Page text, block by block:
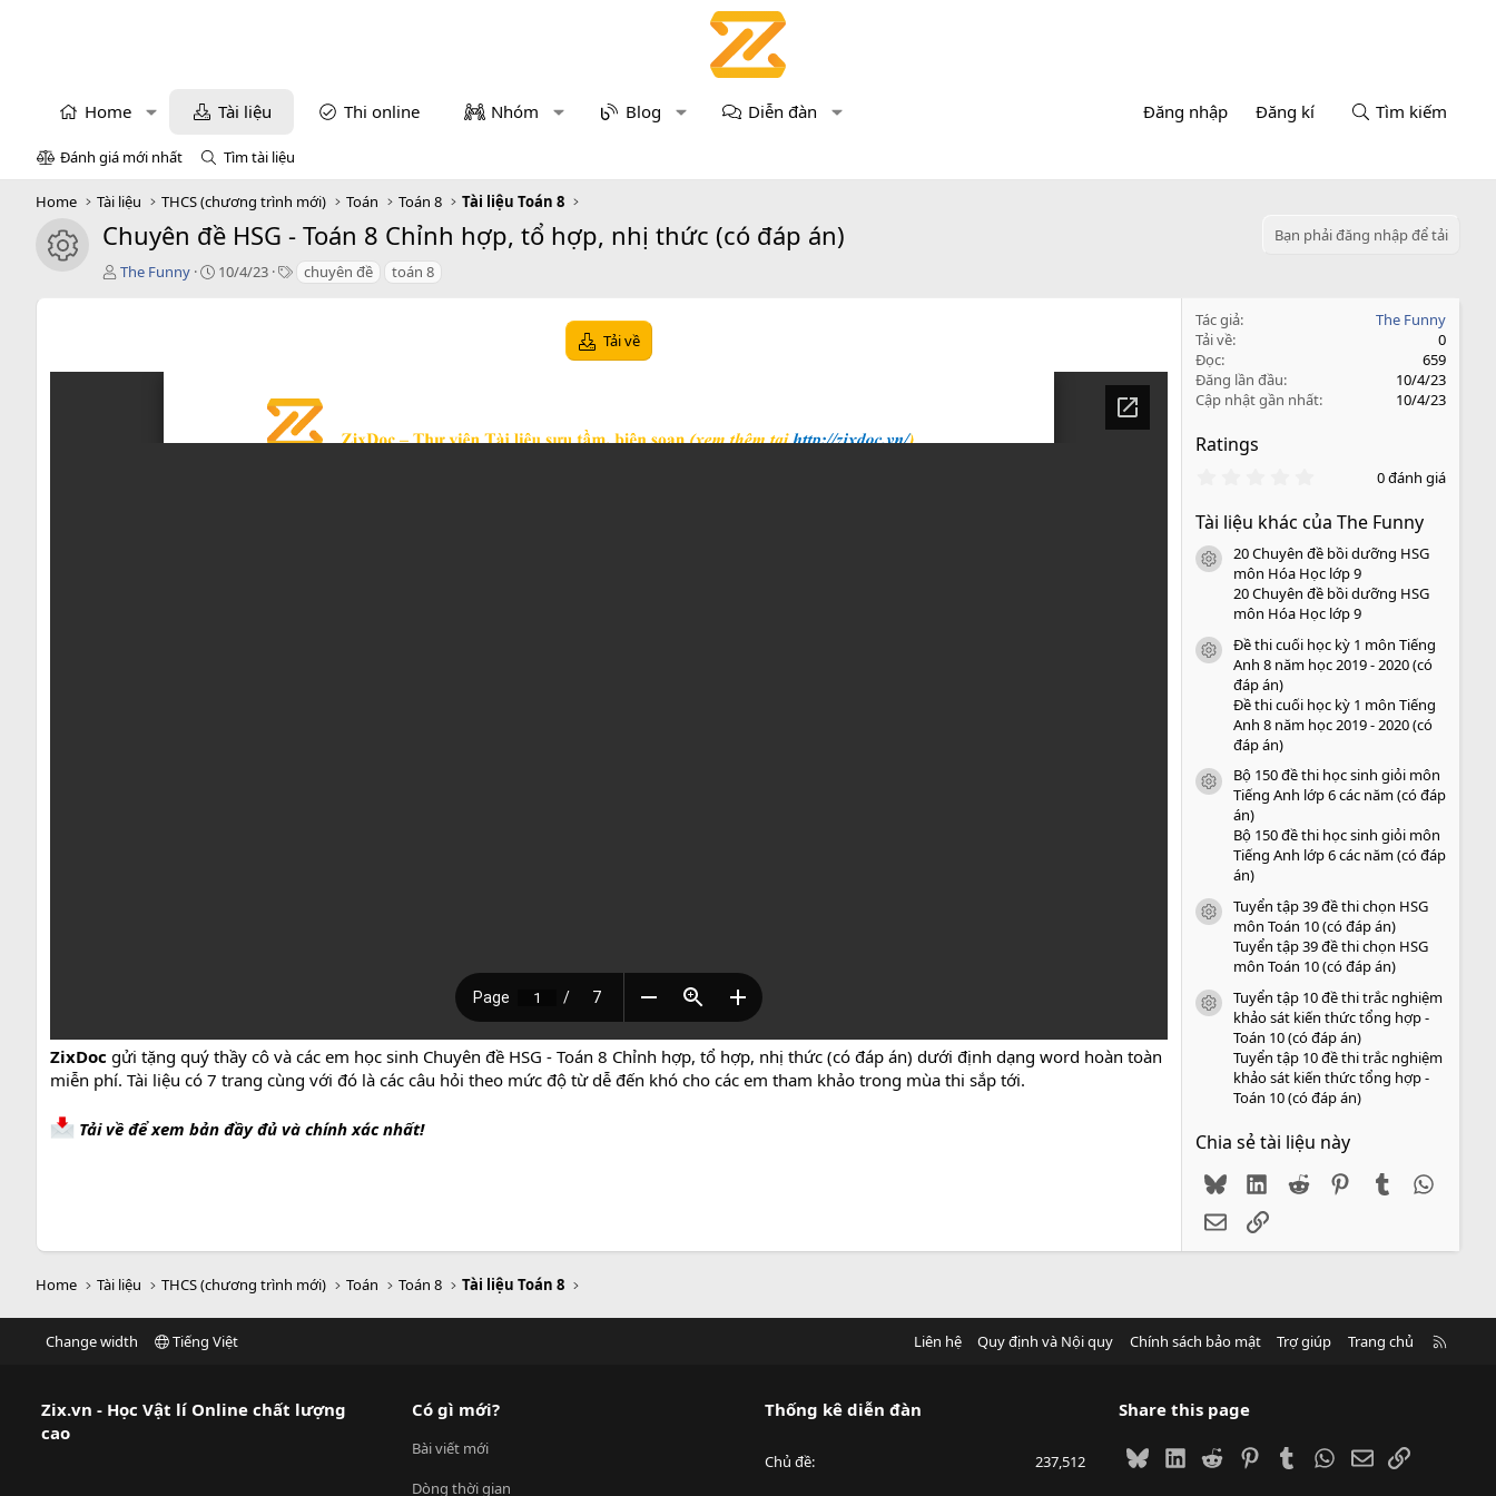
Home Tài liệu Thi online Nhóm Blog Diễn đàn Đăng nhập Đăng kí Tìm kiếm
Đánh giá mới nhất Tìm tài liệu
Home Tài liệu THCS (chương trình mới) Toán Toán 8 Tài liệu Toán 8
icon tài liệu
Chuyên đề HSG - Toán 8 Chỉnh hợp, tổ hợp, nhị thức (có đáp án)
Bạn phải đăng nhập để tải
T
ả
The Funny
C10/4/23
T chuyên đề toán 8
Tải về
ZixDoc gửi tặng quý thầy cô và các em học sinh Chuyên đề HSG - Toán 8 Chỉnh hợp, tổ hợp, nhị thức (có đáp án) dưới định dạng word hoàn toàn
miễn phí. Tài liệu có 7 trang cùng với đó là các câu hỏi theo mức độ từ dễ đến khó cho các em tham khảo trong mùa thi sắp tới.
Tải về để xem bản đầy đủ và chính xác nhất!
Tác giả
The Funny
Tải về
0
Đọc
659
Đăng lần đầu
10/4/23
Cập nhật gần nhất
10/4/23
Ratings
0
0
s
a
o
0 đánh giá
Tài liệu khác của The Funny
icon tài liệu
20 Chuyên đề bồi dưỡng HSG
môn Hóa Học lớp 9
20 Chuyên đề bồi dưỡng HSG
môn Hóa Học lớp 9
icon tài liệu
Đề thi cuối học kỳ 1 môn Tiếng
Anh 8 năm học 2019 - 2020 (có
đáp án)
Đề thi cuối học kỳ 1 môn Tiếng
Anh 8 năm học 2019 - 2020 (có
đáp án)
icon tài liệu
Bộ 150 đề thi học sinh giỏi môn
Tiếng Anh lớp 6 các năm (có đáp
án)
Bộ 150 đề thi học sinh giỏi môn
Tiếng Anh lớp 6 các năm (có đáp
án)
icon tài liệu
Tuyển tập 39 đề thi chọn HSG
môn Toán 10 (có đáp án)
Tuyển tập 39 đề thi chọn HSG
môn Toán 10 (có đáp án)
icon tài liệu
Tuyển tập 10 đề thi trắc nghiệm
khảo sát kiến thức tổng hợp -
Toán 10 (có đáp án)
Tuyển tập 10 đề thi trắc nghiệm
khảo sát kiến thức tổng hợp -
Toán 10 (có đáp án)
Chia sẻ tài liệu này
BlueskyLinkedIn
Reddit PinterestTumblr
EmailLink
Home Tài liệu THCS (chương trình mới) Toán Toán 8 Tài liệu Toán 8
Change width Tiếng Việt Liên hệ Quy định và Nội quy Chính sách bảo mật Trợ giúp Trang chủ
Zix.vn - Học Vật lí Online chất lượng
cao
Có gì mới?
Bài viết mới
Dòng thời gian
Thống kê diễn đàn
Chủ đề 237,512
Share this page
BlueskyLinkedIn
Reddit PinterestTumblrWhatsApp
EmailLink